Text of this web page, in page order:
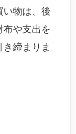
い物は、後
布や支出を
締まりま